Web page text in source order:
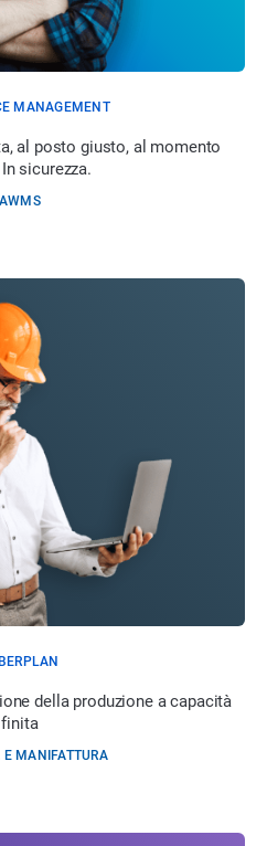
MANAGEMENT
al posto giusto, al momento
sicurezza.
AWMS
della produzione a capacità
finita
E MANIFATTURA